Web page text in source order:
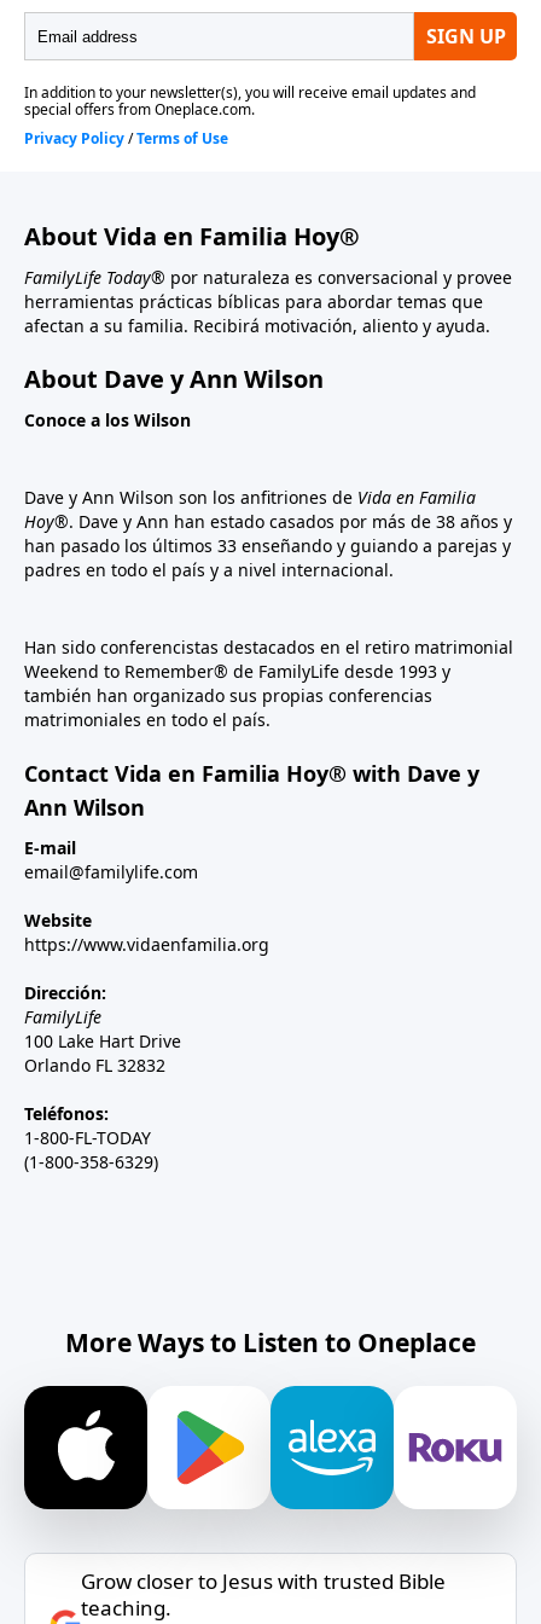
About Vida en Familia Hoy®
FamilyLife Today® por naturaleza es conversacional y provee
herramientas prácticas bíblicas para abordar temas que
afectan a su familia. Recibirá motivación, aliento y ayuda.
About Dave y Ann Wilson
Conoce a los Wilson
Dave y Ann Wilson son los anfitriones de Vida en Familia
Hoy®. Dave y Ann han estado casados por más de 38 años y
han pasado los últimos 33 enseñando y guiando a parejas y
padres en todo el país y a nivel internacional.
Han sido conferencistas destacados en el retiro matrimonial
Weekend to Remember® de FamilyLife desde 1993 y
también han organizado sus propias conferencias
matrimoniales en todo el país.
Contact Vida en Familia Hoy® with Dave y
Ann Wilson
E-mail
email@familylife.com
Website
https://www.vidaenfamilia.org
Dirección:
FamilyLife
100 Lake Hart Drive
Orlando FL 32832
Teléfonos:
1-800-FL-TODAY
(1-800-358-6329)
More Ways to Listen to Oneplace
Grow closer to Jesus with trusted Bible
teaching.